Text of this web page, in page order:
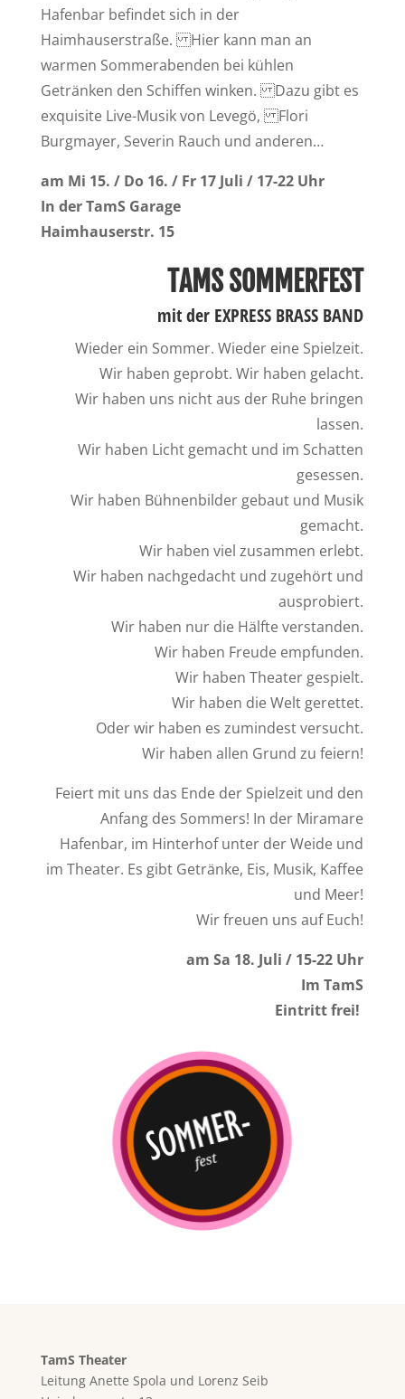
Hafenbar befindet sich in der
Haimhauserstraße. Hier kann man an
warmen Sommerabenden bei kühlen
Getränken den Schiffen winken. Dazu gibt es
exquisite Live-Musik von Levegö, Flori
Burgmayer, Severin Rauch und anderen…
am Mi 15. / Do 16. / Fr 17 Juli / 17-22 Uhr
In der TamS Garage
Haimhauserstr. 15
TAMS SOMMERFEST
mit der EXPRESS BRASS BAND
Wieder ein Sommer. Wieder eine Spielzeit.
Wir haben geprobt. Wir haben gelacht.
Wir haben uns nicht aus der Ruhe bringen
lassen.
Wir haben Licht gemacht und im Schatten
gesessen.
Wir haben Bühnenbilder gebaut und Musik
gemacht.
Wir haben viel zusammen erlebt.
Wir haben nachgedacht und zugehört und
ausprobiert.
Wir haben nur die Hälfte verstanden.
Wir haben Freude empfunden.
Wir haben Theater gespielt.
Wir haben die Welt gerettet.
Oder wir haben es zumindest versucht.
Wir haben allen Grund zu feiern!
Feiert mit uns das Ende der Spielzeit und den
Anfang des Sommers! In der Miramare
Hafenbar, im Hinterhof unter der Weide und
im Theater. Es gibt Getränke, Eis, Musik, Kaffee
und Meer!
Wir freuen uns auf Euch!
am Sa 18. Juli / 15-22 Uhr
Im TamS
Eintritt frei!
TamS Theater
Leitung Anette Spola und Lorenz Seib